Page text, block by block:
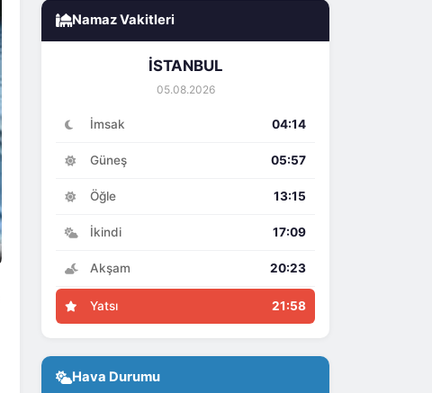
Namaz Vakitleri
İSTANBUL
05.08.2026
İmsak 04:14
Güneş 05:57
Öğle 13:15
İkindi 17:09
Akşam 20:23
Yatsı 21:58
Hava Durumu